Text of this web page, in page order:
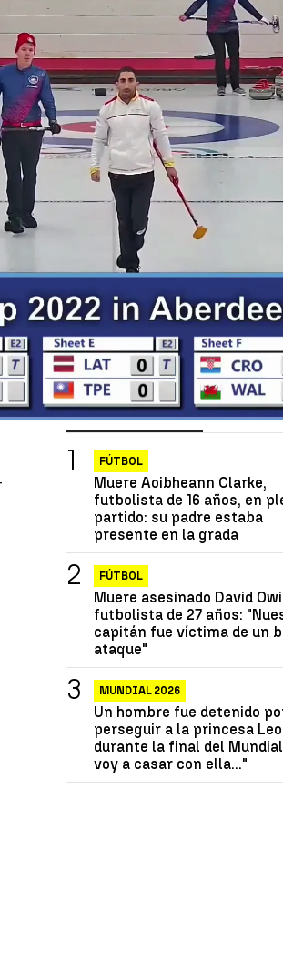
Las más vistas Lo
FÚTBOL
Muere Aoibheann Clarke,
futbolista de 16 años, en
partido: su padre estaba
presente en la grada
FÚTBOL
Muere asesinado David
futbolista de 27 años:
capitán fue víctima de un
ataque"
MUNDIAL 2026
Un hombre fue detenido
perseguir a la princesa
durante la final del
voy a casar con ella..."